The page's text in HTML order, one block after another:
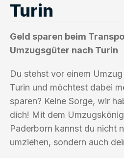
Turin
Geld sparen beim
Umzugsgüter nach Turin
Du stehst vor einem
Turin und möchtest dabei
sparen? Keine Sorge, wir
dich! Mit dem
Paderborn kannst du nicht
umziehen, sondern auch